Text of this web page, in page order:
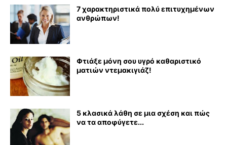
7 χαρακτηριστικά πολύ επιτυχημένων
ανθρώπων!
Φτιάξε μόνη σου υγρό καθαριστικό
ματιών ντεμακιγιάζ!
5 κλασικά λάθη σε μια σχέση και πώς
να τα αποφύγετε...